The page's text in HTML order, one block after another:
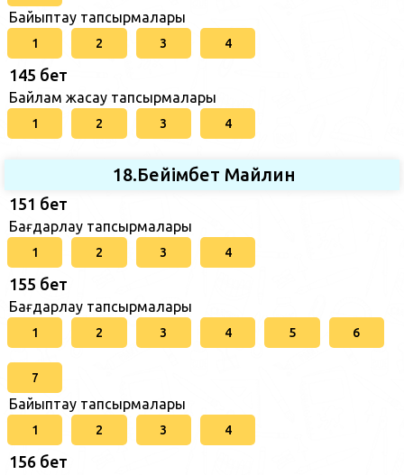
Байыптау тапсырмалары
1 2 3 4
145 бет
Байлам жасау тапсырмалары
1 2 3 4
18.Бейімбет Майлин
151 бет
Бағдарлау тапсырмалары
1 2 3 4
155 бет
Бағдарлау тапсырмалары
1 2 3 4 5 6
7
Байыптау тапсырмалары
1 2 3 4
156 бет